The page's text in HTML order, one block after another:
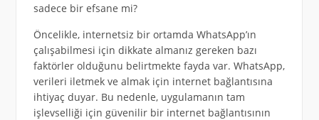
sadece bir efsane mi?
Öncelikle, internetsiz bir ortamda WhatsApp’ın
çalışabilmesi için dikkate almanız gereken bazı
faktörler olduğunu belirtmekte fayda var. WhatsApp,
verileri iletmek ve almak için internet bağlantısına
ihtiyaç duyar. Bu nedenle, uygulamanın tam
işlevselliği için güvenilir bir internet bağlantısının